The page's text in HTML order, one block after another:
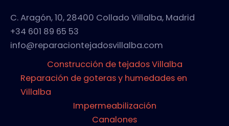
C. Aragón, 10, 28400 Collado Villalba, Madrid
+34 601 89 65 53
info@reparaciontejadosvillalba.com
Construcción de tejados Villalba
Reparación de goteras y humedades en
Villalba
Impermeabilización
Canalones